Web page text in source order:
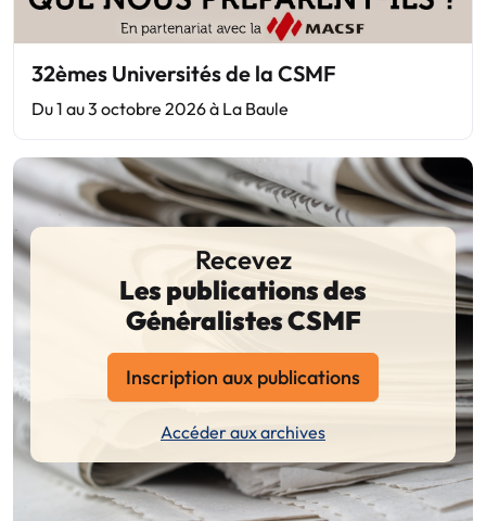
32èmes Universités de la CSMF
Du 1 au 3 octobre 2026 à La Baule
Recevez
Les publications des
Généralistes CSMF
Inscription aux publications
Accéder aux archives